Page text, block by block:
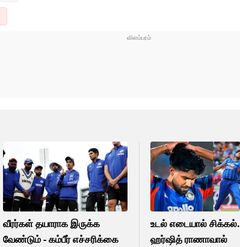
வீரர்கள் தயாராக இருக்க
வேண்டும் - கம்பீர் எச்சரிக்கை
உடல் எடையால்
ஹர்ஷித் ராணாவால்